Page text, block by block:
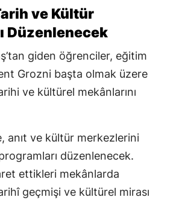
ve Kültür
Düzenlenecek
giden öğrenciler, eğitim
Grozni başta olmak üzere
ve kültürel mekânlarını
anıt ve kültür merkezlerini
düzenlenecek.
ettikleri mekânlarda
geçmişi ve kültürel mirası